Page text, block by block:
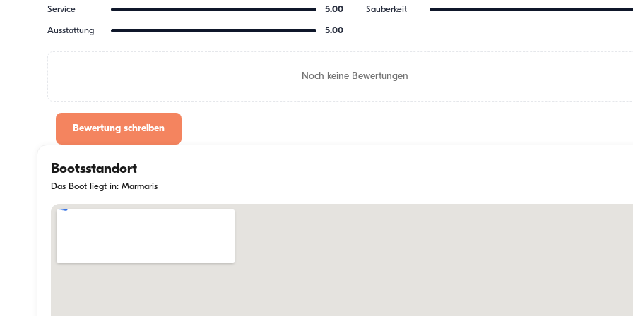
Service 5.00 Sauberkeit
Ausstattung 5.00
Noch keine Bewertungen
Bewertung schreiben
Bootsstandort
Das Boot liegt in: Marmaris